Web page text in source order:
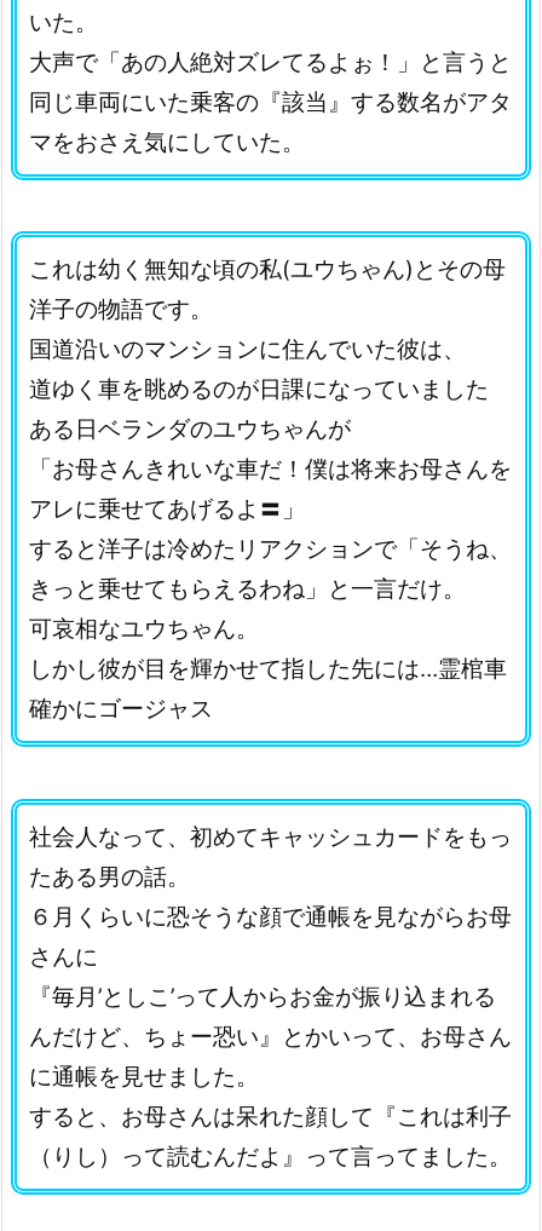
いた。
大声で「あの人絶対ズレてるよぉ！」と言うと
同じ車両にいた乗客の『該当』する数名がアタ
マをおさえ気にしていた。
これは幼く無知な頃の私(ユウちゃん)とその母
洋子の物語です。
国道沿いのマンションに住んでいた彼は、
道ゆく車を眺めるのが日課になっていました
ある日ベランダのユウちゃんが
「お母さんきれいな車だ！僕は将来お母さんを
アレに乗せてあげるよ〓」
すると洋子は冷めたリアクションで「そうね、
きっと乗せてもらえるわね」と一言だけ。
可哀相なユウちゃん。
しかし彼が目を輝かせて指した先には…霊棺車
確かにゴージャス
社会人なって、初めてキャッシュカードをもっ
たある男の話。
６月くらいに恐そうな顔で通帳を見ながらお母
さんに
『毎月’としこ’って人からお金が振り込まれる
んだけど、ちょー恐い』とかいって、お母さん
に通帳を見せました。
すると、お母さんは呆れた顔して『これは利子
（りし）って読むんだよ』って言ってました。